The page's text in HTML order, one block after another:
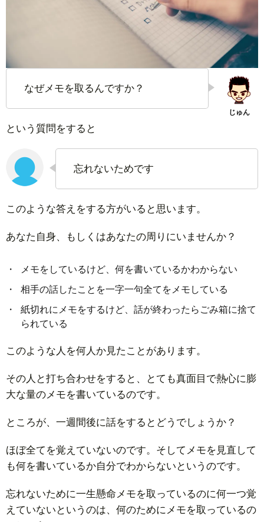
なぜメモを取るんですか？
という質問をすると
忘れないためです
このような答えをする方がいると思います。
あなた自身、もしくはあなたの周りにいませんか？
メモをしているけど、何を書いているかわからない
相手の話したことを一字一句全てをメモしている
紙切れにメモをするけど、話が終わったらごみ箱に捨て
られている
このような人を何人か見たことがあります。
その人と打ち合わせをすると、とても真面目で熱心に膨
大な量のメモを書いているのです。
ところが、一週間後に話をするとどうでしょうか？
ほぼ全てを覚えていないのです。そしてメモを見直して
も何を書いているか自分でわからないというのです。
忘れないために一生懸命メモを取っているのに何一つ覚
えていないというのは、何のためにメモを取っているの